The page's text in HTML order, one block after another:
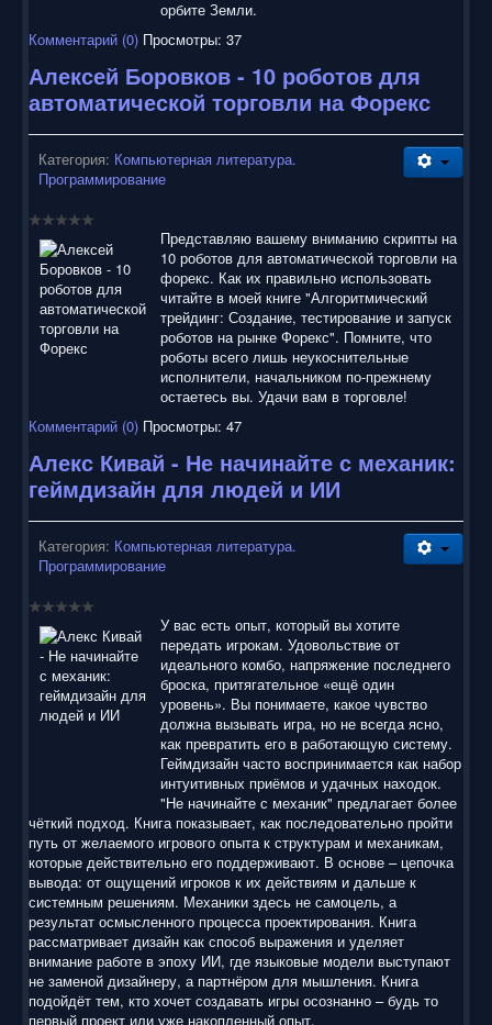
орбите Земли.
Комментарий (0) Просмотры: 37
Алексей Боровков - 10 роботов для
автоматической торговли на Форекс
Категория: Компьютерная литература.
Программирование
Представляю вашему вниманию скрипты на
10 роботов для автоматической торговли на
форекс. Как их правильно использовать
читайте в моей книге "Алгоритмический
трейдинг: Создание, тестирование и запуск
роботов на рынке Форекс". Помните, что
роботы всего лишь неукоснительные
исполнители, начальником по-прежнему
остаетесь вы. Удачи вам в торговле!
Комментарий (0) Просмотры: 47
Алекс Кивай - Не начинайте с механик:
геймдизайн для людей и ИИ
Категория: Компьютерная литература.
Программирование
У вас есть опыт, который вы хотите
передать игрокам. Удовольствие от
идеального комбо, напряжение последнего
броска, притягательное «ещё один
уровень». Вы понимаете, какое чувство
должна вызывать игра, но не всегда ясно,
как превратить его в работающую систему.
Геймдизайн часто воспринимается как набор
интуитивных приёмов и удачных находок.
"Не начинайте с механик" предлагает более
чёткий подход. Книга показывает, как последовательно пройти
путь от желаемого игрового опыта к структурам и механикам,
которые действительно его поддерживают. В основе – цепочка
вывода: от ощущений игроков к их действиям и дальше к
системным решениям. Механики здесь не самоцель, а
результат осмысленного процесса проектирования. Книга
рассматривает дизайн как способ выражения и уделяет
внимание работе в эпоху ИИ, где языковые модели выступают
не заменой дизайнеру, а партнёром для мышления. Книга
подойдёт тем, кто хочет создавать игры осознанно – будь то
первый проект или уже накопленный опыт.